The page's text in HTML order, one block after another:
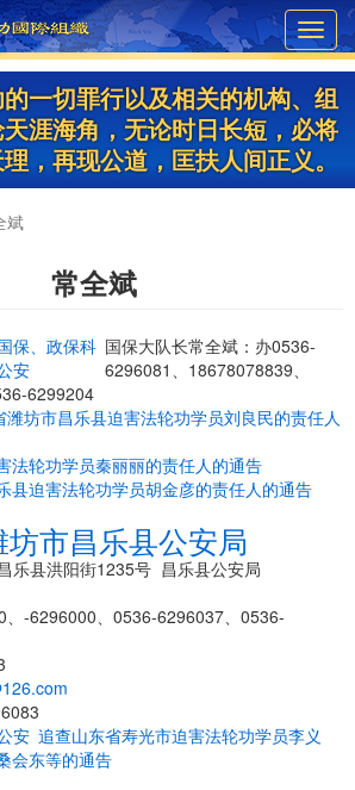
一切罪行以及相关的机构、组
涯海角，无论时日长短，必将
，再现公道，匡扶人间正义。
斌
常全斌
保、政保科
安
国保大队长常全斌：办0536-
6296081、18678078839、
6299204
潍坊市昌乐县迫害法轮功学员刘良民的责任人
法轮功学员秦丽丽的责任人的通告
县迫害法轮功学员胡金彦的责任人的通告
坊市昌乐县公安局
乐县洪阳街1235号 昌乐县公安局
、-6296000、0536-6296037、0536-
安 追查山东省寿光市迫害法轮功学员李义
会东等的通告